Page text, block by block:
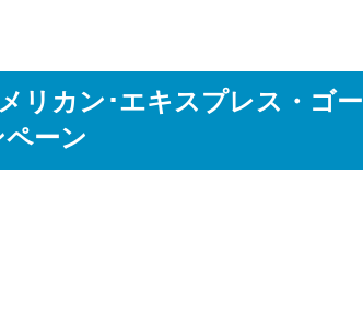
リカン･エキスプレス・ゴー
ーン